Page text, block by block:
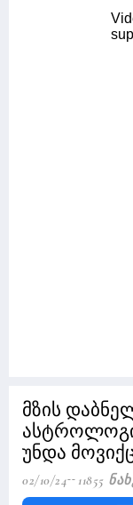
მზის
უნდა
02/10/24 11855